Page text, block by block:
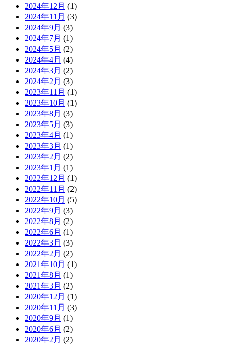
2024年12月 (1)
2024年11月 (3)
2024年9月 (3)
2024年7月 (1)
2024年5月 (2)
2024年4月 (4)
2024年3月 (2)
2024年2月 (3)
2023年11月 (1)
2023年10月 (1)
2023年8月 (3)
2023年5月 (3)
2023年4月 (1)
2023年3月 (1)
2023年2月 (2)
2023年1月 (1)
2022年12月 (1)
2022年11月 (2)
2022年10月 (5)
2022年9月 (3)
2022年8月 (2)
2022年6月 (1)
2022年3月 (3)
2022年2月 (2)
2021年10月 (1)
2021年8月 (1)
2021年3月 (2)
2020年12月 (1)
2020年11月 (3)
2020年9月 (1)
2020年6月 (2)
2020年2月 (2)